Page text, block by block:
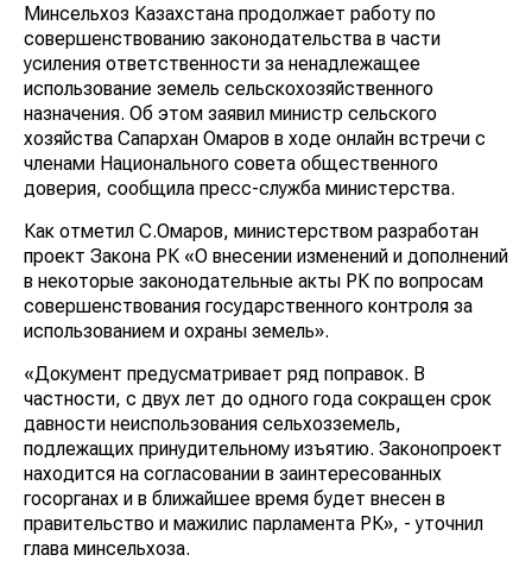
Минсельхоз Казахстана продолжает работу по
совершенствованию законодательства в части
усиления ответственности за ненадлежащее
использование земель сельскохозяйственного
назначения. Об этом заявил министр сельского
хозяйства Сапархан Омаров в ходе онлайн встречи с
членами Национального совета общественного
доверия, сообщила пресс-служба министерства.
Как отметил С.Омаров, министерством разработан
проект Закона РК «О внесении изменений и дополнений
в некоторые законодательные акты РК по вопросам
совершенствования государственного контроля за
использованием и охраны земель».
«Документ предусматривает ряд поправок. В
частности, с двух лет до одного года сокращен срок
давности неиспользования сельхозземель,
подлежащих принудительному изъятию. Законопроект
находится на согласовании в заинтересованных
госорганах и в ближайшее время будет внесен в
правительство и мажилис парламента РК», - уточнил
глава минсельхоза.